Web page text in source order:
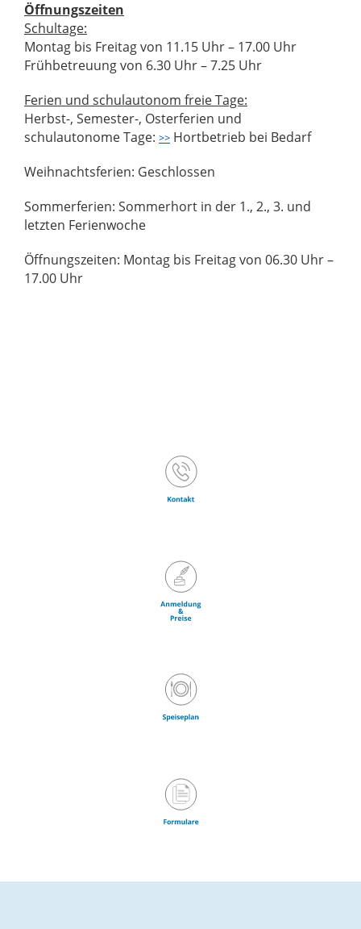
Öffnungszeiten
Schultage:
Montag bis Freitag von 11.15 Uhr – 17.00 Uhr
Frühbetreuung von 6.30 Uhr – 7.25 Uhr
Ferien und schulautonom freie Tage:
Herbst-, Semester-, Osterferien und
schulautonome Tage: >> Hortbetrieb bei Bedarf
Weihnachtsferien: Geschlossen
Sommerferien: Sommerhort in der 1., 2., 3. und
letzten Ferienwoche
Öffnungszeiten: Montag bis Freitag von 06.30 Uhr –
17.00 Uhr